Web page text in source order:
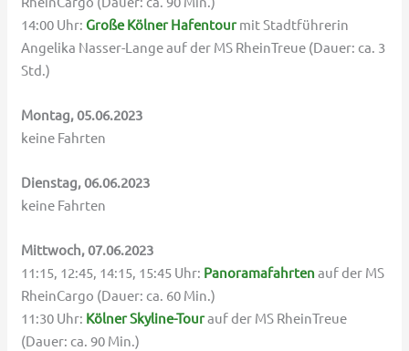
14:00 Uhr: Große Kölner Hafentourmit Stadtführerin
Angelika Nasser-Lange auf der MS RheinTreue (Dauer: ca. 3
Std.)
Montag, 05.06.2023
keine Fahrten
Dienstag, 06.06.2023
keine Fahrten
Mittwoch, 07.06.2023
11:15, 12:45, 14:15, 15:45 Uhr: Panoramafahrtenauf der MS
RheinCargo (Dauer: ca. 60 Min.)
11:30 Uhr: Kölner Skyline-Tourauf der MS RheinTreue
(Dauer: ca. 90 Min.)